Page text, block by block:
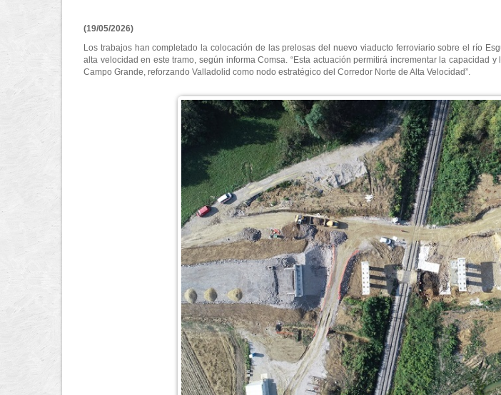
(19/05/2026)
Los trabajos han completado la colocación de las prelosas del nuevo viaducto ferroviario sobre el río
alta velocidad en este tramo, según informa Comsa. “Esta actuación permitirá incrementar la capacidad
Campo Grande, reforzando Valladolid como nodo estratégico del Corredor Norte de Alta Velocidad”.